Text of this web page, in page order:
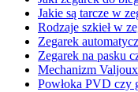
Jakie są tarcze w
Rodzaje szkieł w
Zegarek
Zegarek na pasku
Mechanizm
Powłoka PVD czy